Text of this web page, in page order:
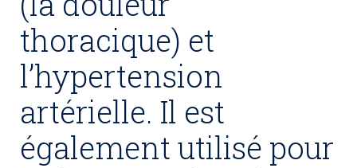
thoracique) et
l’hypertension
artérielle. Il est
également utilisé pour